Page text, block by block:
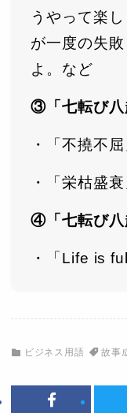
うやって楽
が一度の失
よ。など
③「七転び八
・「不撓不屈
・「栄枯盛衰
④「七転び八
・「Life is
ビジネス用語 故事